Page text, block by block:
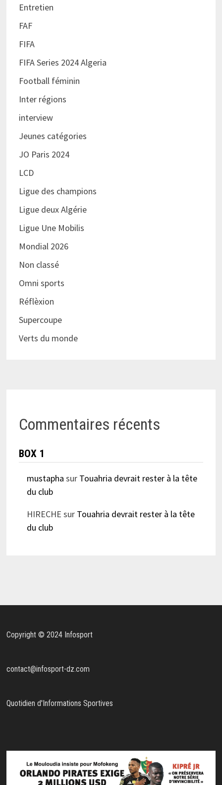
Entretien
FAF
FIFA
FIFA Series 2024 Algeria
Football féminin
Inter régions
interview
Jeunes catégories
JO Paris 2024
LCD
Ligue des champions
Ligue deux Algérie
Ligue Une Mobilis
Mondial 2026
Non classé
Omni sports
Réflèxion
Supercoupe
Verts du monde
Commentaires récents
BOX 1
mustapha sur Touahria devrait rester à la tête
du club
HIRECHE sur Touahria devrait rester à la tête
du club
Copyright © 2024 Infosport
contact@infosport-dz.com
Quotidien d'Informations Sportives